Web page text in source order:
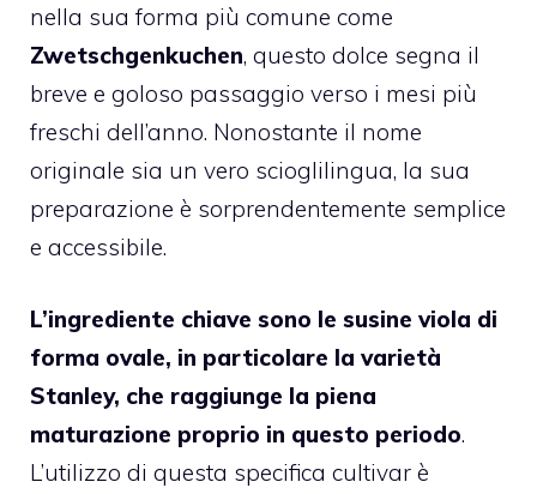
nella sua forma più comune come
Zwetschgenkuchen, questo dolce segna il
breve e goloso passaggio verso i mesi più
freschi dell’anno. Nonostante il nome
originale sia un vero scioglilingua, la sua
preparazione è sorprendentemente semplice
e accessibile.
L’ingrediente chiave sono le susine viola di
forma ovale, in particolare la varietà
Stanley, che raggiunge la piena
maturazione proprio in questo periodo.
L’utilizzo di questa specifica cultivar è